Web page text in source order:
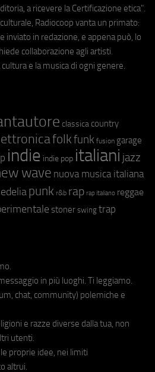
a ricevere la Certificazione etica".
Radiocoop vanta un primato:
inviato in redazione, e appena può, lo
collaborazione agli artisti.
e la musica di ogni genere.
classica country
folkfunk fusion garage
indie indie pop italiani jazz
wave nuova musica italiana
punk r&b rap rap italiano reggae
stoner swing trap
in più luoghi. Ti leggiamo.
chat, community) polemiche e
e razze diverse dalla tua, non
utenti.
proprie idee, nei limiti
altrui.